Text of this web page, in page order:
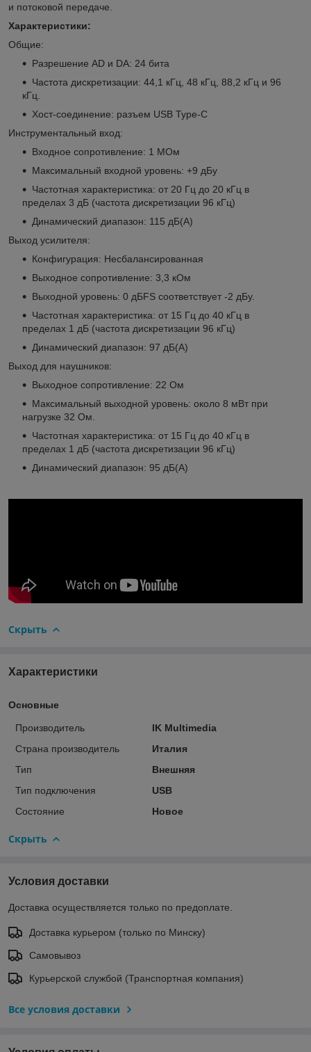
и потоковой передаче.
Характеристики:
Общие:
Разрешение AD и DA: 24 бита
Частота дискретизации: 44,1 кГц, 48 кГц, 88,2 кГц и 96
кГц.
Хост-соединение: разъем USB Type-C
Инструментальный вход:
Входное сопротивление: 1 МОм
Максимальный входной уровень: +9 дБу
Частотная характеристика: от 20 Гц до 20 кГц в
пределах 3 дБ (частота дискретизации 96 кГц)
Динамический диапазон: 115 дБ(А)
Выход усилителя:
Конфигурация: Несбалансированная
Выходное сопротивление: 3,3 кОм
Выходной уровень: 0 дБFS соответствует -2 дБу.
Частотная характеристика: от 15 Гц до 40 кГц в
пределах 1 дБ (частота дискретизации 96 кГц)
Динамический диапазон: 97 дБ(А)
Выход для наушников:
Выходное сопротивление: 22 Ом
Максимальный выходной уровень: около 8 мВт при
нагрузке 32 Ом.
Частотная характеристика: от 15 Гц до 40 кГц в
пределах 1 дБ (частота дискретизации 96 кГц)
Динамический диапазон: 95 дБ(А)
Скрыть
Характеристики
Основные
Производитель
IK Multimedia
Страна производитель
Италия
Тип
Внешняя
Тип подключения
USB
Состояние
Новое
Скрыть
Условия доставки
Доставка осуществляется только по предоплате.
Доставка курьером (только по Минску)
Самовывоз
Курьерской службой (Транспортная компания)
Все условия доставки